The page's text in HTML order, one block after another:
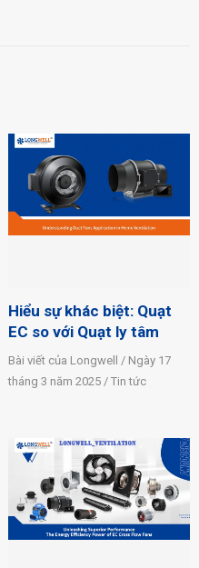
Hiểu sự khác biệt: Quạt
EC so với Quạt ly tâm
Bài viết của Longwell / Ngày 17
tháng 3 năm 2025 / Tin tức